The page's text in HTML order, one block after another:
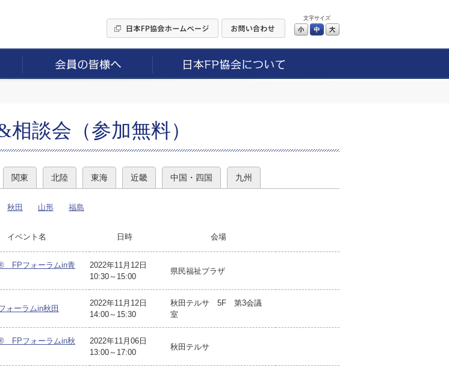
文字サイズ
小 中
相談会（参加無料）
関東 北陸 東海 近畿 中国・四国 九州
秋田 山形 福島
イベント名 日時 会場
FPフォーラムin青
2022年11月12日
10:30～15:00
県民福祉プラザ
ォーラムin秋田
2022年11月12日
14:00～15:30
秋田テルサ 5F 第3会議
室
FPフォーラムin秋
2022年11月06日
13:00～17:00
秋田テルサ